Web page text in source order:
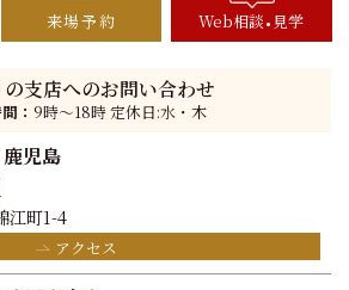
来場予約 Web相談 見学
支店へのお問い合わせ
： 9時〜18時 定休日:水・木
児島
江町1-4
アクセス